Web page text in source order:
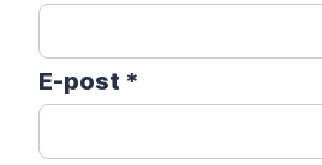
E-post *